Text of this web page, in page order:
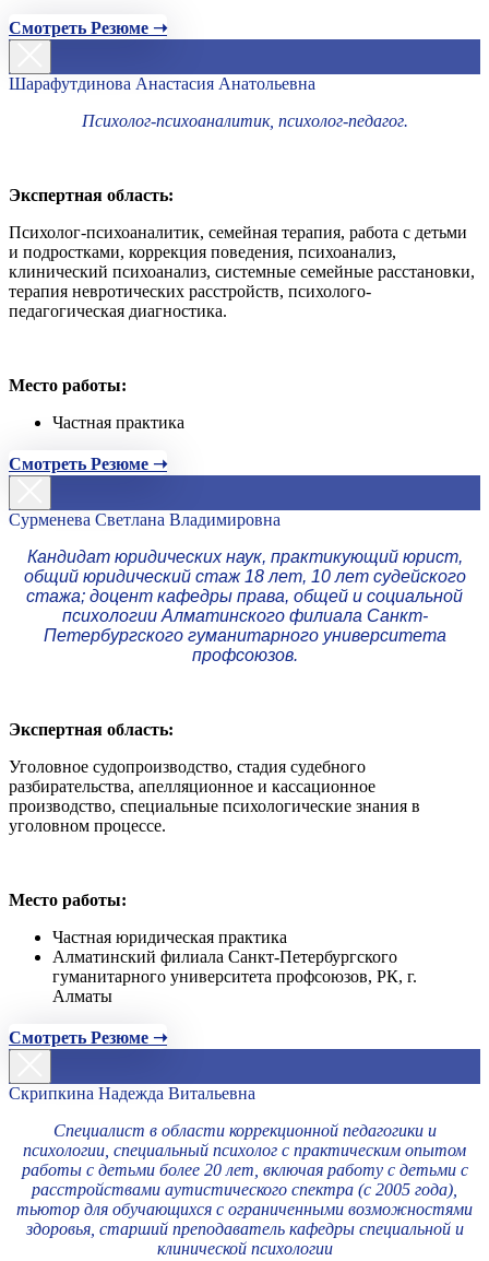
Смотреть Резюме ➝
Шарафутдинова Анастасия Анатольевна
Психолог-психоаналитик, психолог-педагог.
Экспертная область:
Психолог-психоаналитик, семейная терапия, работа с детьми
и подростками, коррекция поведения, психоанализ,
клинический психоанализ, системные семейные расстановки,
терапия невротических расстройств, психолого-
педагогическая диагностика.
Место работы:
Частная практика
Смотреть Резюме ➝
Сурменева Светлана Владимировна
Кандидат юридических наук, практикующий юрист,
общий юридический стаж 18 лет, 10 лет судейского
стажа; доцент кафедры права, общей и социальной
психологии Алматинского филиала Санкт-
Петербургского гуманитарного университета
профсоюзов.
Экспертная область:
Уголовное судопроизводство, стадия судебного
разбирательства, апелляционное и кассационное
производство, специальные психологические знания в
уголовном процессе.
Место работы:
Частная юридическая практика
Алматинский филиала Санкт-Петербургского
гуманитарного университета профсоюзов, РК, г.
Алматы
Смотреть Резюме ➝
Скрипкина Надежда Витальевна
Специалист в области коррекционной педагогики и
психологии, специальный психолог с практическим опытом
работы с детьми более 20 лет, включая работу с детьми с
расстройствами аутистического спектра (с 2005 года),
тьютор для обучающихся с ограниченными возможностями
здоровья, старший преподаватель кафедры специальной и
клинической психологии